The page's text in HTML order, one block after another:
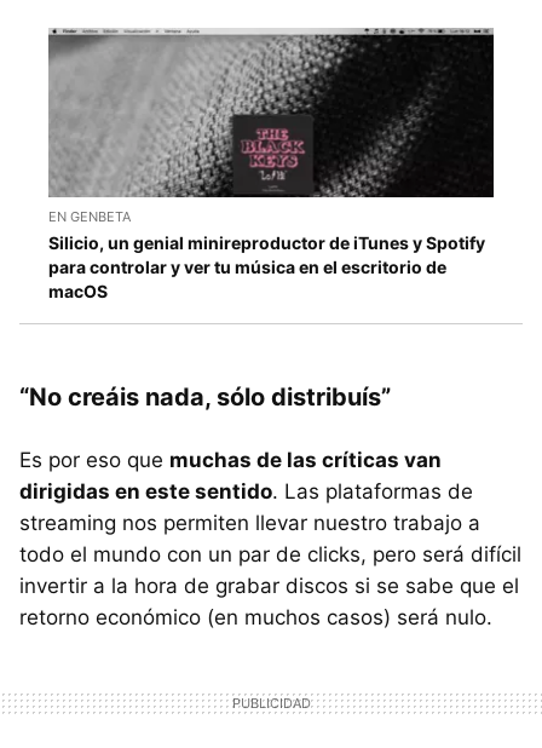
EN GENBETA
Silicio, un genial minireproductor de iTunes y Spotify
para controlar y ver tu música en el escritorio de
macOS
“No creáis nada, sólo distribuís”
Es por eso que muchas de las críticas van
dirigidas en este sentido. Las plataformas de
streaming nos permiten llevar nuestro trabajo a
todo el mundo con un par de clicks, pero será difícil
invertir a la hora de grabar discos si se sabe que el
retorno económico (en muchos casos) será nulo.